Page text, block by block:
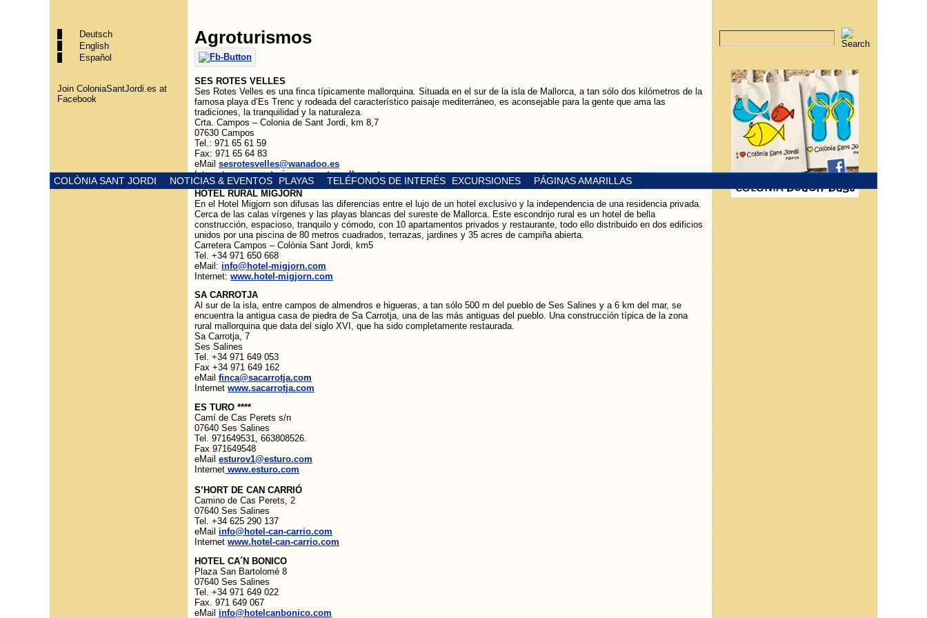
COLÒNIA SANT JORDI NOTICIAS & EVENTOS PLAYAS TELÉFONOS DE INTERÉS EXCURSIONES PÁGINAS AMARILLAS
Deutsch
English
Español
Join ColoniaSantJordi.es at
Facebook
Agroturismos
SES ROTES VELLES
Ses Rotes Velles es una finca típicamente mallorquina. Situada en el sur de la isla de Mallorca, a tan sólo dos kilómetros de la
famosa playa d’Es Trenc y rodeada del característico paisaje mediterráneo, es aconsejable para la gente que ama las
tradiciones, la tranquilidad y la naturaleza.
Crta. Campos – Colonia de Sant Jordi, km 8,7
07630 Campos
Tel.: 971 65 61 59
Fax: 971 65 64 83
eMail sesrotesvelles@wanadoo.es
Internetwww.agroturismosesrotesvelles.net
HOTEL RURAL MIGJORN
En el Hotel Migjorn son difusas las diferencias entre el lujo de un hotel exclusivo y la independencia de una residencia privada.
Cerca de las calas vírgenes y las playas blancas del sureste de Mallorca. Este escondrijo rural es un hotel de bella
construcción, espacioso, tranquilo y cómodo, con 10 apartamentos privados y restaurante, todo ello distribuido en dos edificios
unidos por una piscina de 80 metros cuadrados, terrazas, jardines y 35 acres de campiña abierta.
Carretera Campos – Colònia Sant Jordi, km5
Tel. +34 971 650 668
eMail: info@hotel-migjorn.com
Internet: www.hotel-migjorn.com
SA CARROTJA
Al sur de la isla, entre campos de almendros e higueras, a tan sólo 500 m del pueblo de Ses Salines y a 6 km del mar, se
encuentra la antigua casa de piedra de Sa Carrotja, una de las más antiguas del pueblo. Una construcción típica de la zona
rural mallorquina que data del siglo XVI, que ha sido completamente restaurada.
Sa Carrotja, 7
Ses Salines
Tel. +34 971 649 053
Fax +34 971 649 162
eMail finca@sacarrotja.com
Internet www.sacarrotja.com
ES TURO ****
Camí de Cas Perets s/n
07640 Ses Salines
Tel. 971649531, 663808526.
Fax 971649548
eMail esturov1@esturo.com
Internet www.esturo.com
S’HORT DE CAN CARRIÓ
Camino de Cas Perets, 2
07640 Ses Salines
Tel. +34 625 290 137
eMail info@hotel-can-carrio.com
Internet www.hotel-can-carrio.com
HOTEL CA´N BONICO
Plaza San Bartolomé 8
07640 Ses Salines
Tel. +34 971 649 022
Fax. 971 649 067
eMail info@hotelcanbonico.com